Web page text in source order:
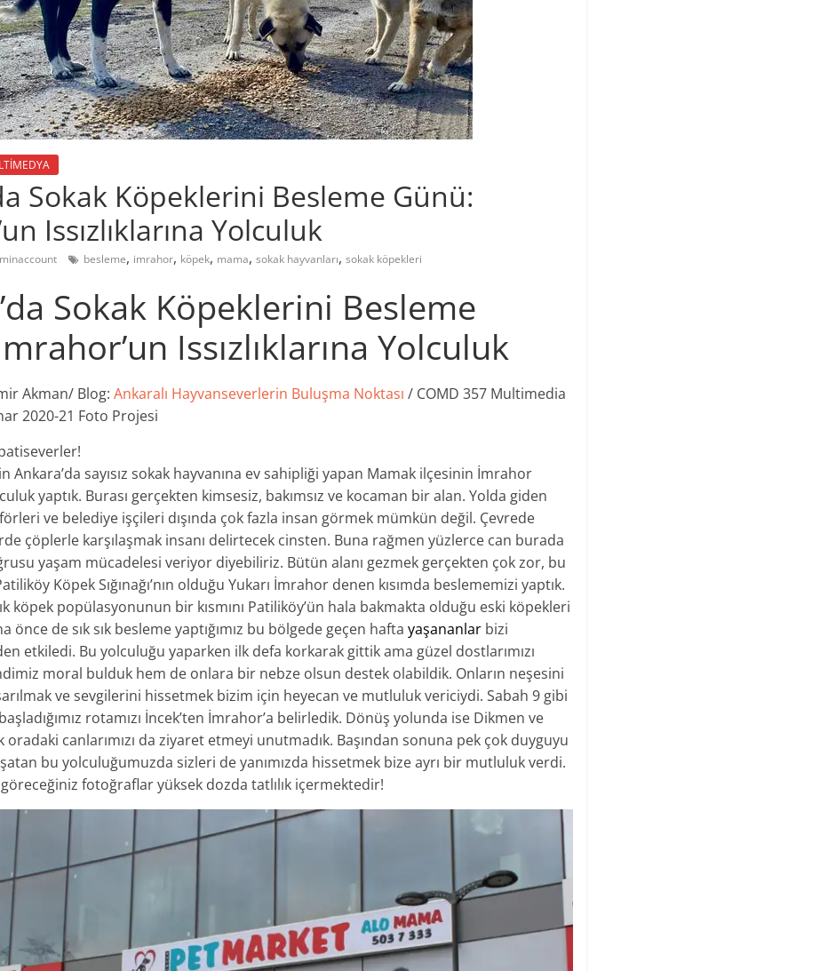
Sokak Köpeklerini Besleme Günü:
Issızlıklarına Yolculuk
besleme, imrahor, köpek, mama, sokak hayvanları, sokak köpekleri
Sokak Köpeklerini Besleme
Issızlıklarına Yolculuk
Akman/ Blog: Ankaralı Hayvanseverlerin Buluşma Noktası / COMD 357 Multimedia
2020-21 Foto Projesi
Ankara’da sayısız sokak hayvanına ev sahipliği yapan Mamak ilçesinin İmrahor
yaptık. Burası gerçekten kimsesiz, bakımsız ve kocaman bir alan. Yolda giden
ve belediye işçileri dışında çok fazla insan görmek mümkün değil. Çevrede
çöplerle karşılaşmak insanı delirtecek cinsten. Buna rağmen yüzlerce can burada
yaşam mücadelesi veriyor diyebiliriz. Bütün alanı gezmek gerçekten çok zor, bu
Köpek Sığınağı’nın olduğu Yukarı İmrahor denen kısımda beslememizi yaptık.
köpek popülasyonunun bir kısmını Patiliköy’ün hala bakmakta olduğu eski köpekleri
önce de sık sık besleme yaptığımız bu bölgede geçen hafta yaşananlar bizi
etkiledi. Bu yolculuğu yaparken ilk defa korkarak gittik ama güzel dostlarımızı
moral bulduk hem de onlara bir nebze olsun destek olabildik. Onların neşesini
ve sevgilerini hissetmek bizim için heyecan ve mutluluk vericiydi. Sabah 9 gibi
rotamızı İncek’ten İmrahor’a belirledik. Dönüş yolunda ise Dikmen ve
oradaki canlarımızı da ziyaret etmeyi unutmadık. Başından sonuna pek çok duyguyu
bu yolculuğumuzda sizleri de yanımızda hissetmek bize ayrı bir mutluluk verdi.
fotoğraflar yüksek dozda tatlılık içermektedir!